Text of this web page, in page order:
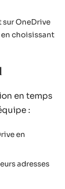
sur OneDrive
en choisissant
en temps
:
en
adresses